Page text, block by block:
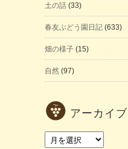
土の話 (33)
春友ぶどう園日記 (633)
畑の様子 (15)
自然 (97)
アーカイブ
ア